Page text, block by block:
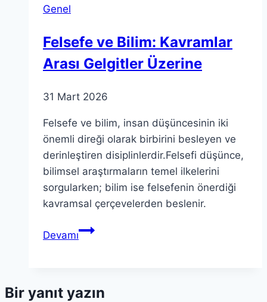
Genel
Felsefe ve Bilim: Kavramlar
Arası Gelgitler Üzerine
31 Mart 2026
Felsefe ve bilim, insan düşüncesinin iki
önemli direği olarak birbirini besleyen ve
derinleştiren disiplinlerdir.Felsefi düşünce,
bilimsel araştırmaların temel ilkelerini
sorgularken; bilim ise felsefenin önerdiği
kavramsal çerçevelerden beslenir.
DevamıFelsefe
Arası
Bir yanıt yazın